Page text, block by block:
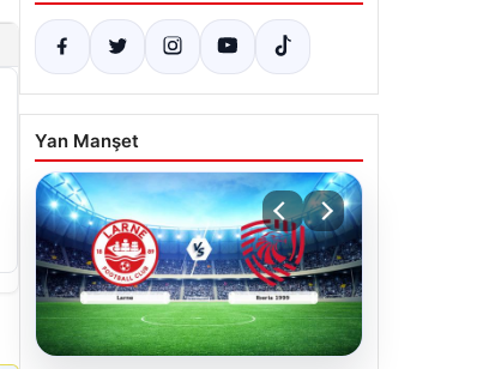
Yan Manşet